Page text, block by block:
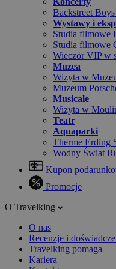
Backstreet
Wystawy i
Studia filmowe
Studia filmowe
Wieczór VIP w
Muzea
Wizyta w
Muzeum
Musicale
Wizyta w
Teatr
Aquaparki
Therme Erding
Wodny Świat
Kupon
Promocje
O Travelking
O nas
Recenzje i
Travelking pomaga
Kariera